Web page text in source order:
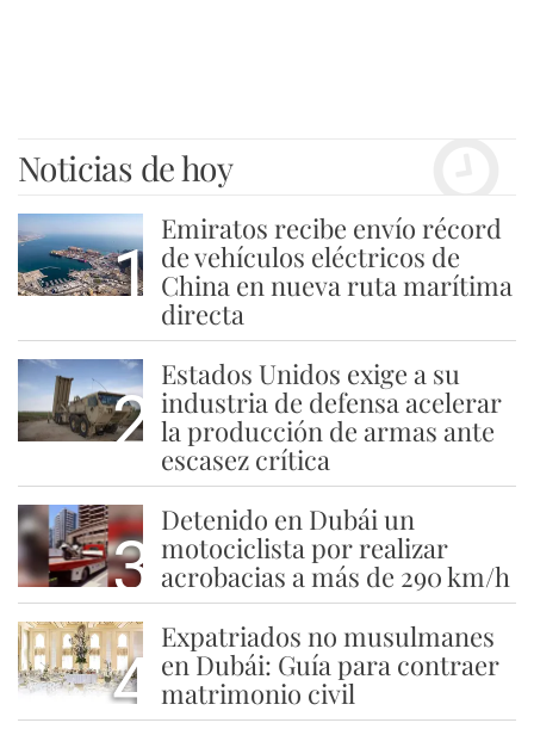
Noticias de hoy
1
Emiratos recibe envío récord
de vehículos eléctricos de
China en nueva ruta marítima
directa
2
Estados Unidos exige a su
industria de defensa acelerar
la producción de armas ante
escasez crítica
3
Detenido en Dubái un
motociclista por realizar
acrobacias a más de 290 km/h
4
Expatriados no musulmanes
en Dubái: Guía para contraer
matrimonio civil